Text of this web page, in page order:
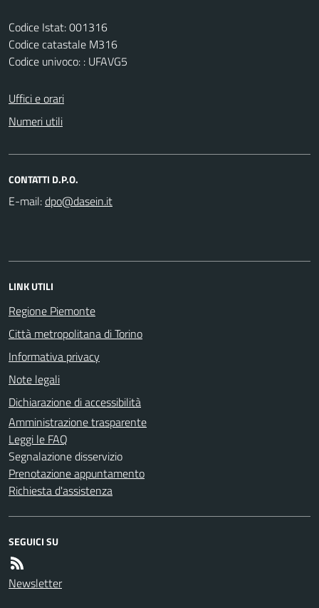
Codice Istat: 001316
Codice catastale M316
Codice univoco: : UFAVG5
Uffici e orari
Numeri utili
CONTATTI D.P.O.
E-mail:
LINK UTILI
Regione Piemonte
Città metropolitana di Torino
Informativa privacy
Note legali
Dichiarazione di accessibilità
Amministrazione trasparente
Leggi le FAQ
Segnalazione disservizio
Prenotazione appuntamento
Richiesta d'assistenza
SEGUICI SU
Newsletter